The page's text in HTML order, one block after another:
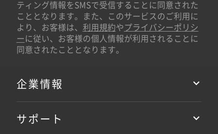
ティング情報をSMSで受信することに同意された
こととなります。また、このサービスのご利用に
より、お客様は、 利用規約や プライバシーポリシ
ー に従い、お客様の個人情報が利用されることに
同意されたこととなります。
企業情報
サポート